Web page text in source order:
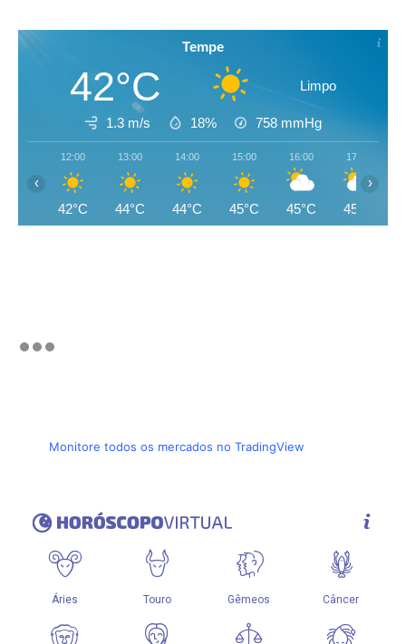
Tempe
42°C Limpo
1.3 m/s 18% 758 mmHg
12:00
42°C
13:00
44°C
14:00
44°C
15:00
45°C
16:00
45°C
17:00
45°C
‹ ›
Monitore todos os mercados no TradingView